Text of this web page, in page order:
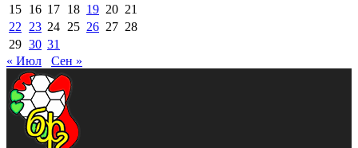
15 16 17 18 19 20 21
22 23 24 25 26 27 28
29 30 31
« Июл
Сен »